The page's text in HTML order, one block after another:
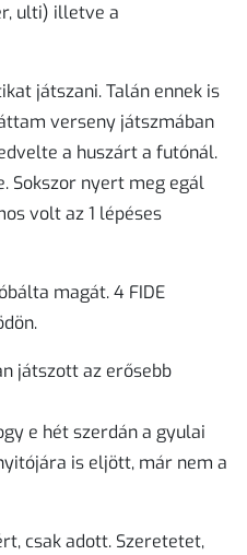
ulti) illetve a
játszani. Talán ennek is
verseny játszmában
a huszárt a futónál.
Sokszor nyert meg egál
volt az 1 lépéses
magát. 4 FIDE
játszott az erősebb
e hét szerdán a gyulai
is eljött, már nem a
csak adott. Szeretetet,